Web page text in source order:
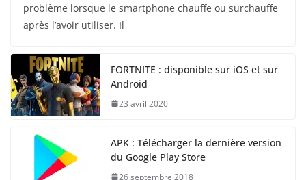
problème lorsque le smartphone chauffe ou surchauffe
après l’avoir utiliser. Il
FORTNITE : disponible sur iOS et sur
Android
23 avril 2020
APK : Télécharger la dernière version
du Google Play Store
26 septembre 2018